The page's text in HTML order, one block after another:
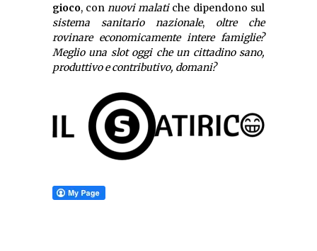
gioco, con nuovi malatiche dipendono sul
sistema sanitario nazionale, oltre che
rovinare economicamente intere famiglie?
Meglio una slot oggi che un cittadino sano,
produttivo e contributivo, domani?